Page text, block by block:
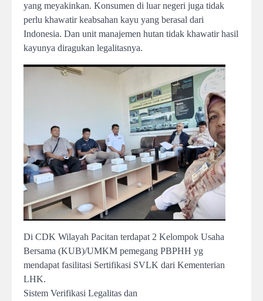
yang meyakinkan. Konsumen di luar negeri juga tidak
perlu khawatir keabsahan kayu yang berasal dari
Indonesia. Dan unit manajemen hutan tidak khawatir hasil
kayunya diragukan legalitasnya.
Di CDK Wilayah Pacitan terdapat 2 Kelompok Usaha
Bersama (KUB)/UMKM pemegang PBPHH yg
mendapat fasilitasi Sertifikasi SVLK dari Kementerian
LHK.
Sistem Verifikasi Legalitas dan